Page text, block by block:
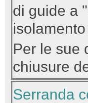
di guide a
Per le sue
chiusure
Serranda